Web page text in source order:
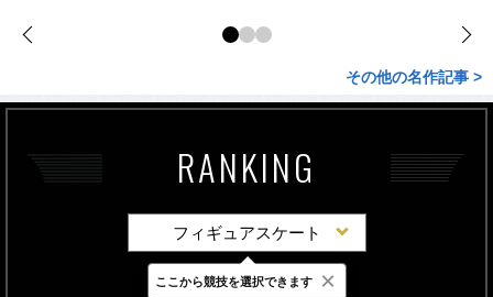
その他の名作記事 >
RANKING
フィギュアスケート
最新 24時間 週間
ここから競技を選択できます ×